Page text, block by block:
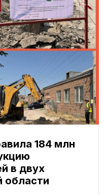
184 млн
в двух
области